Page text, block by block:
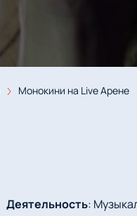
Монокини на Live Арене
Деятельность: